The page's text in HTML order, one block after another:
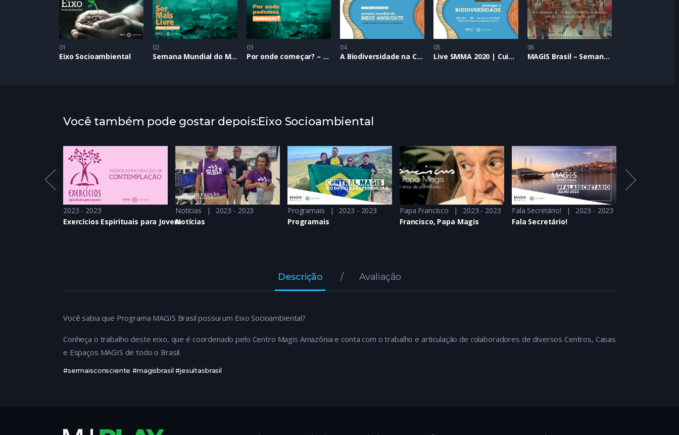
01
Eixo Socioambiental
02
Semana Mundial do Meio Ambiente – 2019
03
Por onde começar? – SMMA 2019
04
A Biodiversidade na Criação | SMMA 2020
05
Live SMMA 2020 | Cuidar da vida em toda sua (bio)diversidade
06
MAGIS Brasil – Semana do Meio Ambiente 2023
Você também pode gostar depois:Eixo Socioambiental
2023 - 2023
Exercícios Espirituais para Jovem
Notícias
2023 - 2023
Notícias
Programais
2023 - 2023
Programais
Papa Francisco
2023 - 2023
Francisco, Papa Magis
Fala Secretário!
2023 - 2023
Fala Secretário!
Descrição Avaliação
Você sabia que Programa MAGIS Brasil possui um Eixo Socioambiental?
Conheça o trabalho deste eixo, que é coordenado pelo Centro Magis Amazônia e conta com o trabalho e articulação de colaboradores de diversos Centros, Casas
e Espaços MAGIS de todo o Brasil.
#sermaisconsciente #magisbrasil #jesuítasbrasil